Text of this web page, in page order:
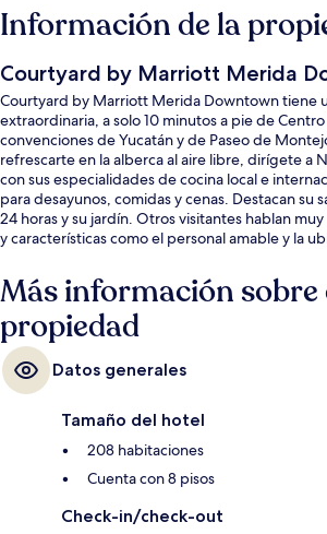
Información de la
Courtyard by Marriott Merida
Courtyard by Marriott Merida Downtown tiene
extraordinaria, a solo 10 minutos a pie de
convenciones de Yucatán y de Paseo de
refrescarte en la alberca al aire libre, dirígete a
con sus especialidades de cocina local e
para desayunos, comidas y cenas. Destacan su
24 horas y su jardín. Otros visitantes hablan
y características como el personal amable y la
Más información sobre
propiedad
Datos generales
Tamaño del hotel
208 habitaciones
Cuenta con 8 pisos
Check-in/check-out